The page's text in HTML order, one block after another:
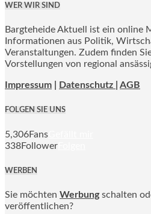
WER WIR SIND
Bargteheide Aktuell ist ein online
Informationen aus Politik,
Veranstaltungen. Zudem finden
Vorstellungen von regional
Impressum Datenschutz | AGB
FOLGEN SIE UNS
5,306Fans
338Follower
WERBEN
Sie möchten Werbung schalten
veröffentlichen?